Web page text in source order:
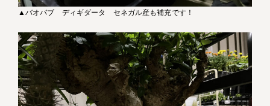
▲バオバブ ディギダータ セネガル産も補充です！